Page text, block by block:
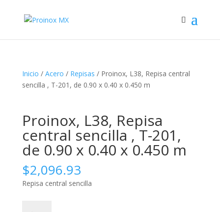
Inicio / Acero / Repisas / Proinox, L38, Repisa central
sencilla , T-201, de 0.90 x 0.40 x 0.450 m
Proinox, L38, Repisa
central sencilla , T-201,
de 0.90 x 0.40 x 0.450 m
$2,096.93
Repisa central sencilla